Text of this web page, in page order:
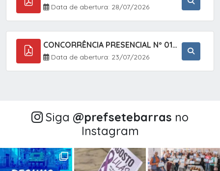
Data de abertura: 28/07/2026
CONCORRÊNCIA PRESENCIAL Nº 018/2026 - PAVIMENTAÇÃO ASFÁLTICA NO BAIRRO VOTUPOCA ? ESTRADA DA RAPOSA, NO MUNICÍPIO DE SETE BARRAS/SP
Data de abertura: 23/07/2026
Siga @‌prefsetebarras no
Instagram